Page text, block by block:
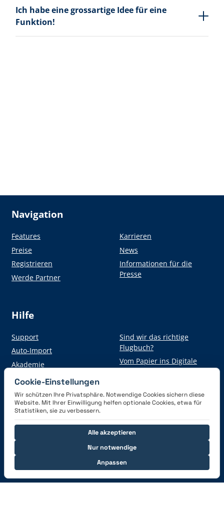
Ich habe eine grossartige Idee für eine
Funktion!
Navigation
Features
Preise
Registrieren
Werde Partner
Karrieren
News
Informationen für die
Presse
Hilfe
Support
Auto-Import
Akademie
Sind wir das richtige
Flugbuch?
Vom Papier ins Digitale
Hol dir die App
Verbinde dich mit uns
Cookie-Einstellungen
Wir schützen Ihre Privatsphäre. Notwendige Cookies sichern diese
Website. Mit Ihrer Einwilligung helfen optionale Cookies, etwa für
Statistiken, sie zu verbessern.
Nur notwendige
Anpassen
Alle akzeptieren